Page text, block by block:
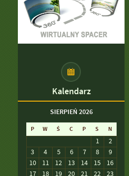
Kalendarz
SIERPIEŃ 2026
P W Ś C P S N
1
2
3
4 5 6 7 8
9
10
11 12 13 14 15
16
17
18 19 20 21 22
23